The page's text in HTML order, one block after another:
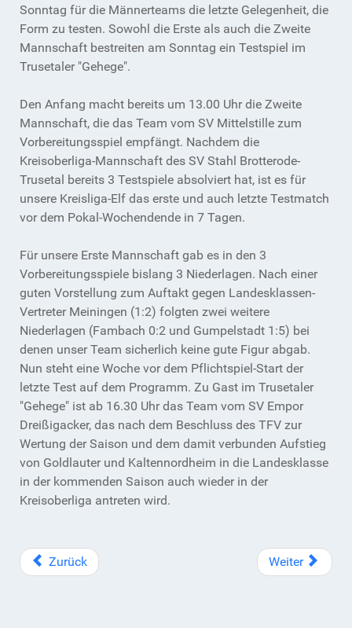
Sonntag für die Männerteams die letzte Gelegenheit, die
Form zu testen. Sowohl die Erste als auch die Zweite
Mannschaft bestreiten am Sonntag ein Testspiel im
Trusetaler "Gehege".
Den Anfang macht bereits um 13.00 Uhr die Zweite
Mannschaft, die das Team vom SV Mittelstille zum
Vorbereitungsspiel empfängt. Nachdem die
Kreisoberliga-Mannschaft des SV Stahl Brotterode-
Trusetal bereits 3 Testspiele absolviert hat, ist es für
unsere Kreisliga-Elf das erste und auch letzte Testmatch
vor dem Pokal-Wochendende in 7 Tagen.
Für unsere Erste Mannschaft gab es in den 3
Vorbereitungsspiele bislang 3 Niederlagen. Nach einer
guten Vorstellung zum Auftakt gegen Landesklassen-
Vertreter Meiningen (1:2) folgten zwei weitere
Niederlagen (Fambach 0:2 und Gumpelstadt 1:5) bei
denen unser Team sicherlich keine gute Figur abgab.
Nun steht eine Woche vor dem Pflichtspiel-Start der
letzte Test auf dem Programm. Zu Gast im Trusetaler
"Gehege" ist ab 16.30 Uhr das Team vom SV Empor
Dreißigacker, das nach dem Beschluss des TFV zur
Wertung der Saison und dem damit verbunden Aufstieg
von Goldlauter und Kaltennordheim in die Landesklasse
in der kommenden Saison auch wieder in der
Kreisoberliga antreten wird.
Zurück Weiter